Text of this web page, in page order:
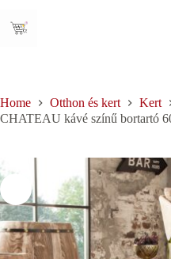
content
Home Otthon és kert Kert
CHATEAU kávé színű bortartó